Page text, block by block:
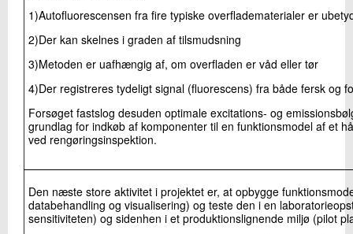
1)Autofluorescensen fra fire typiske overfladematerialer er
2)Der kan skelnes i graden af tilsmudsning
3)Metoden er uafhængig af, om overfladen er våd eller tør
4)Der registreres tydeligt signal (fluorescens) fra både fersk og
Forsøget fastslog desuden optimale excitations- og
grundlag for indkøb af komponenter til en funktionsmodel af et
ved rengøringsinspektion.
Den næste store aktivitet i projektet er, at opbygge
databehandling og visualisering) og teste den i en
sensitiviteten) og sidenhen i et produktionslignende miljø (pilot